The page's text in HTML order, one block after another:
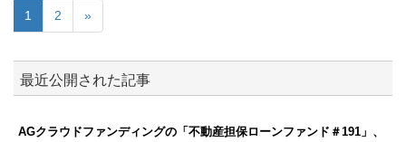
1 2 »
最近公開された記事
AGクラウドファンディングの「不動産担保ローンファンド＃191」、